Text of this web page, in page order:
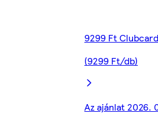
9299 Ft
(9299 Ft/db)
Az ajánlat 2026.